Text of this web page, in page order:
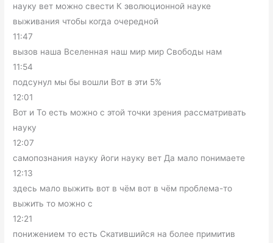
науку вет можно свести К эволюционной науке
выживания чтобы когда очередной
11:47
вызов наша Вселенная наш мир мир Свободы нам
11:54
подсунул мы бы вошли Вот в эти 5%
12:01
Вот и То есть можно с этой точки зрения рассматривать
науку
12:07
самопознания науку йоги науку вет Да мало понимаете
12:13
здесь мало выжить вот в чём вот в чём проблема-то
выжить то можно с
12:21
понижением то есть Скатившийся на более примитив